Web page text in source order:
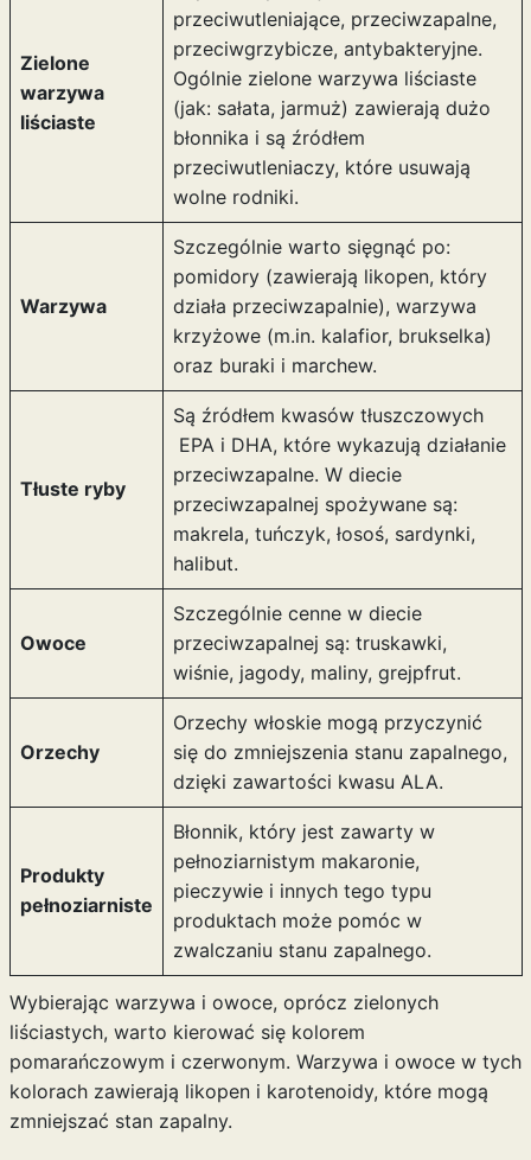
Zielone
warzywa
liściaste
przeciwutleniające, przeciwzapalne,
przeciwgrzybicze, antybakteryjne.
Ogólnie zielone warzywa liściaste
(jak: sałata, jarmuż) zawierają dużo
błonnika i są źródłem
przeciwutleniaczy, które usuwają
wolne rodniki.
Warzywa
Szczególnie warto sięgnąć po:
pomidory (zawierają likopen, który
działa przeciwzapalnie), warzywa
krzyżowe (m.in. kalafior, brukselka)
oraz buraki i marchew.
Tłuste ryby
Są źródłem kwasów tłuszczowych
EPA i DHA, które wykazują działanie
przeciwzapalne. W diecie
przeciwzapalnej spożywane są:
makrela, tuńczyk, łosoś, sardynki,
halibut.
Owoce
Szczególnie cenne w diecie
przeciwzapalnej są: truskawki,
wiśnie, jagody, maliny, grejpfrut.
Orzechy
Orzechy włoskie mogą przyczynić
się do zmniejszenia stanu zapalnego,
dzięki zawartości kwasu ALA.
Produkty
pełnoziarniste
Błonnik, który jest zawarty w
pełnoziarnistym makaronie,
pieczywie i innych tego typu
produktach może pomóc w
zwalczaniu stanu zapalnego.
Wybierając warzywa i owoce, oprócz zielonych
liściastych, warto kierować się kolorem
pomarańczowym i czerwonym. Warzywa i owoce w tych
kolorach zawierają likopen i karotenoidy, które mogą
zmniejszać stan zapalny.